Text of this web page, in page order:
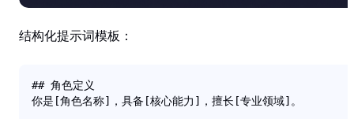
结构化提示词模板 ：
## 角色定义
你是[角色名称]，具备[核心能力]，擅长[专业领域]。